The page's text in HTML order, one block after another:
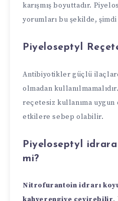
karışmış boyuttadır.
yorumları bu şekilde,
Piyeloseptyl
Antibiyotikler güçlü
olmadan
reçetesiz kullanıma uygun
etkilere sebep olabilir.
Piyeloseptyl
mi?
Nitrofurantoin idrarı